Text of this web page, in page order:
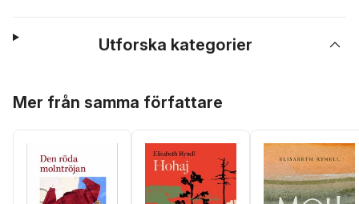
Utforska kategorier
Mer från samma författare